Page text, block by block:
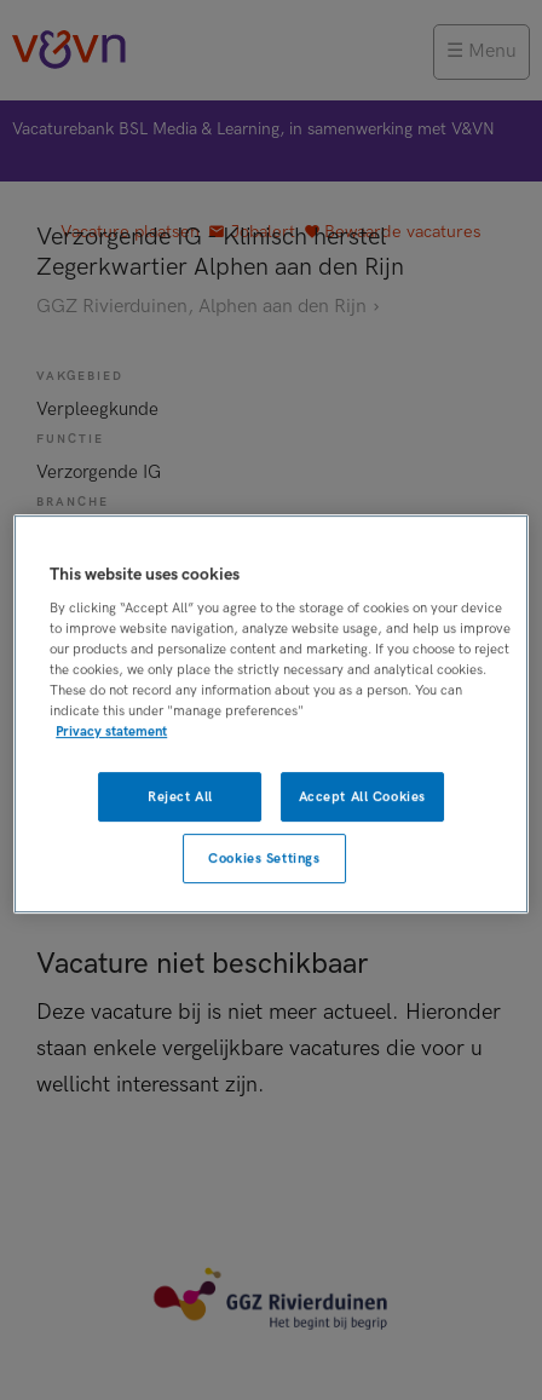
Menu
Vacaturebank BSL Media & Learning, in samenwerking met V&VN
Vacature plaatsen Jobalert Bewaarde vacatures
Verzorgende IG - Klinisch herstel
Zegerkwartier Alphen aan den Rijn
GGZ Rivierduinen, Alphen aan den Rijn
VAKGEBIED
Verpleegkunde
FUNCTIE
Verzorgende IG
BRANCHE
AANSTELLING
PLAATSINGSDATUM
1 december 2025
NIVEAU
WO
Vacature niet beschikbaar
Deze vacature bij is niet meer actueel. Hieronder
staan enkele vergelijkbare vacatures die voor u
wellicht interessant zijn.
This website uses cookies
By clicking “Accept All” you agree to the storage of cookies on your device
to improve website navigation, analyze website usage, and help us improve
our products and personalize content and marketing. If you choose to reject
the cookies, we only place the strictly necessary and analytical cookies.
These do not record any information about you as a person. You can
indicate this under "manage preferences"
Privacy statement
Reject All Accept All Cookies
Cookies Settings